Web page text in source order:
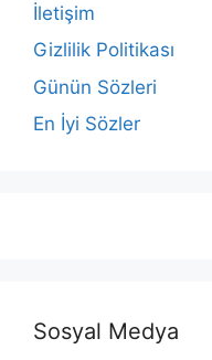
İletişim
Gizlilik Politikası
Günün Sözleri
En İyi Sözler
Sosyal Medya